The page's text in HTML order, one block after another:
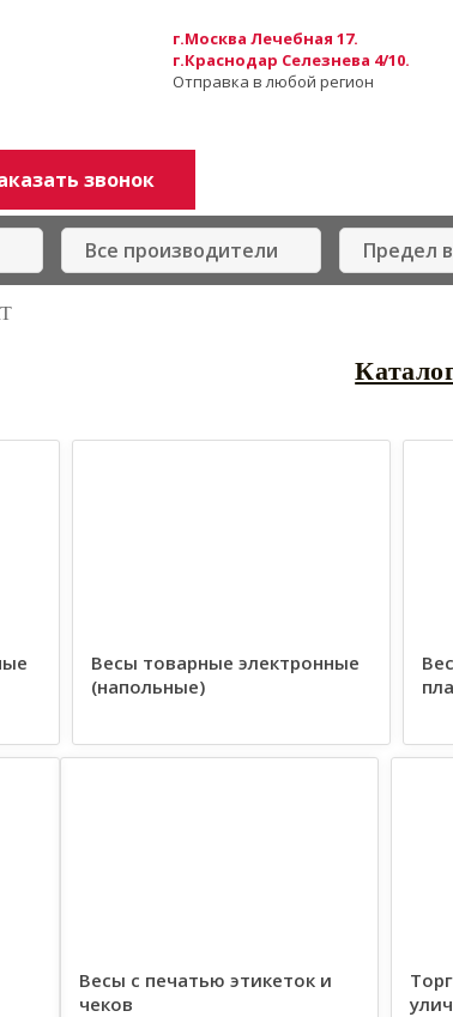
г.Москва Лечебная 17.
г.Краснодар Селезнева 4/10.
Отправка в любой регион
звонок
Весы товарные электронные
(напольные)
Весы с печатью этикеток и
чеков